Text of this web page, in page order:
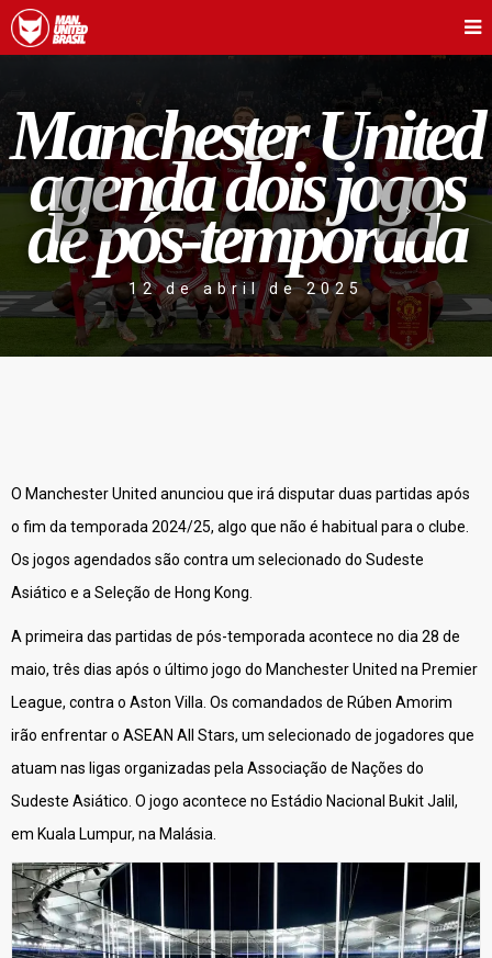
Manchester United
agenda dois jogos
de pós-temporada
12 de abril de 2025
O Manchester United anunciou que irá disputar duas partidas após
o fim da temporada 2024/25, algo que não é habitual para o clube.
Os jogos agendados são contra um selecionado do Sudeste
Asiático e a Seleção de Hong Kong.
A primeira das partidas de pós-temporada acontece no dia 28 de
maio, três dias após o último jogo do Manchester United na Premier
League, contra o Aston Villa. Os comandados de Rúben Amorim
irão enfrentar o ASEAN All Stars, um selecionado de jogadores que
atuam nas ligas organizadas pela Associação de Nações do
Sudeste Asiático. O jogo acontece no Estádio Nacional Bukit Jalil,
em Kuala Lumpur, na Malásia.